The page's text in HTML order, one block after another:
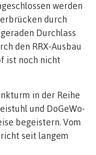
werden
durch
Durchlass
den RRX-Ausbau
ist noch nicht
in der Reihe
und DoGeWo-
begeistern. Vom
seit langem